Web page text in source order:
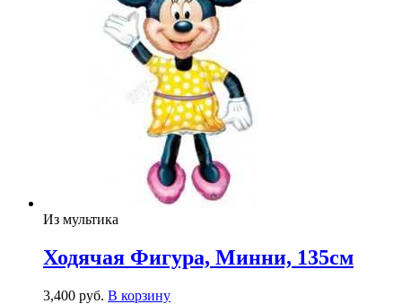
Из мультика
Ходячая Фигура, Минни, 135см
3,400 руб. В корзину